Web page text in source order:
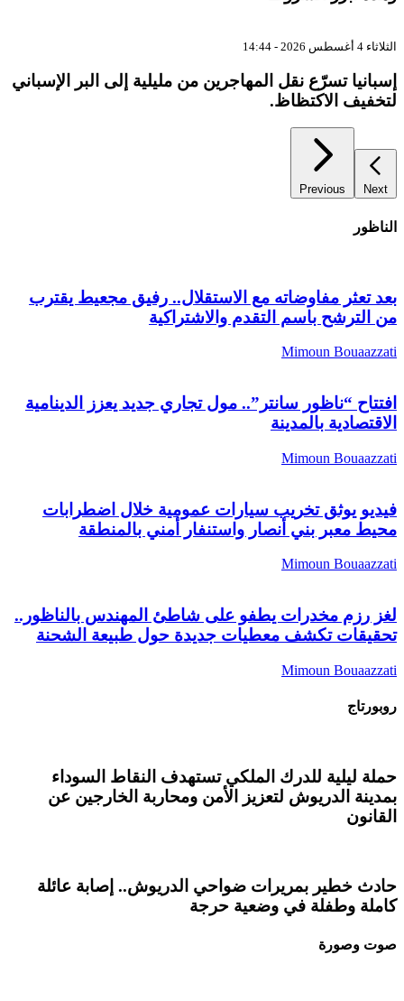
الثلاثاء 4 أغسطس 2026 - 14:44
إسبانيا تسرّع نقل المهاجرين من مليلية إلى البر الإسباني
لتخفيف الاكتظاظ.
Next
Previous
الناظور
بعد تعثر مفاوضاته مع الاستقلال.. رفيق مجعيط يقترب
من الترشح باسم التقدم والاشتراكية
Mimoun Bouaazzati
افتتاح “ناظور سانتر”.. مول تجاري جديد يعزز الدينامية
الاقتصادية بالمدينة
Mimoun Bouaazzati
فيديو يوثق تخريب سيارات عمومية خلال اضطرابات
محيط معبر بني أنصار واستنفار أمني بالمنطقة
Mimoun Bouaazzati
لغز رزم مخدرات يطفو على شاطئ المهندس بالناظور..
تحقيقات تكشف معطيات جديدة حول طبيعة الشحنة
Mimoun Bouaazzati
روبورتاج
حملة ليلية للدرك الملكي تستهدف النقاط السوداء
بمدينة الدريوش لتعزيز الأمن ومحاربة الخارجين عن
القانون
حادث خطير بمريرات ضواحي الدريوش.. إصابة عائلة
كاملة وطفلة في وضعية حرجة
صوت وصورة